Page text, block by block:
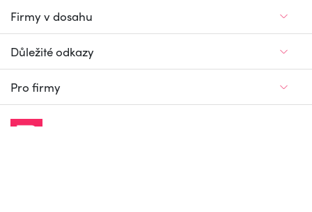
Firmy v dosahu
Důležité odkazy
Pro firmy